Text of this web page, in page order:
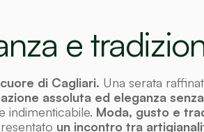
e
di Cagliari. Una serata
assoluta ed eleganza
indimenticabile. Moda, gusto e
un incontro tra